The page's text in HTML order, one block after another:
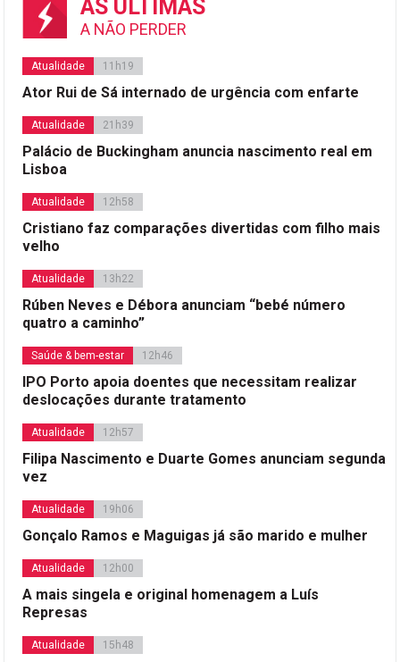
AS ÚLTIMAS
A NÃO PERDER
Atualidade 11h19
Ator Rui de Sá internado de urgência com enfarte
Atualidade 21h39
Palácio de Buckingham anuncia nascimento real em
Lisboa
Atualidade 12h58
Cristiano faz comparações divertidas com filho mais
velho
Atualidade 13h22
Rúben Neves e Débora anunciam “bebé número
quatro a caminho”
Saúde & bem-estar 12h46
IPO Porto apoia doentes que necessitam realizar
deslocações durante tratamento
Atualidade 12h57
Filipa Nascimento e Duarte Gomes anunciam segunda
vez
Atualidade 19h06
Gonçalo Ramos e Maguigas já são marido e mulher
Atualidade 12h00
A mais singela e original homenagem a Luís
Represas
Atualidade 15h48